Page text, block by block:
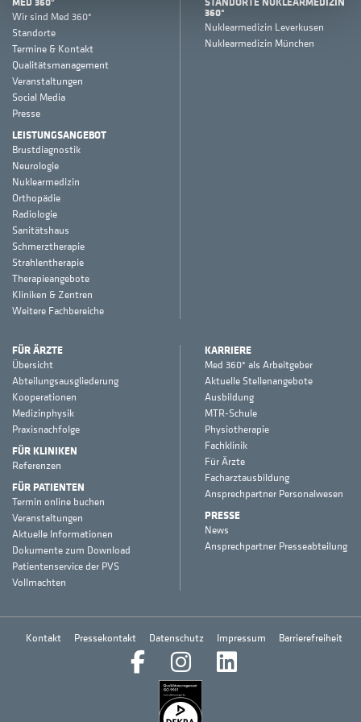
Wir sind Med 360°
Standorte
Termine & Kontakt
Qualitätsmanagement
Veranstaltungen
Social Media
Presse
LEISTUNGSANGEBOT
Brustdiagnostik
Neurologie
Nuklearmedizin
Orthopädie
Radiologie
Sanitätshaus
Schmerztherapie
Strahlentherapie
Therapieangebote
Kliniken & Zentren
Weitere Fachbereiche
360°
Nuklearmedizin Leverkusen
Nuklearmedizin München
FÜR ÄRZTE
Übersicht
Abteilungsausgliederung
Kooperationen
Medizinphysik
Praxisnachfolge
FÜR KLINIKEN
Referenzen
FÜR PATIENTEN
Termin online buchen
Veranstaltungen
Aktuelle Informationen
Dokumente zum Download
Patientenservice der PVS
Vollmachten
KARRIERE
Med 360° als Arbeitgeber
Aktuelle Stellenangebote
Ausbildung
MTR-Schule
Physiotherapie
Fachklinik
Für Ärzte
Facharztausbildung
Ansprechpartner Personalwesen
PRESSE
News
Ansprechpartner Presseabteilung
Kontakt Pressekontakt Datenschutz Impressum Barrierefreiheit
Facebook
Instagram
LinkedIn